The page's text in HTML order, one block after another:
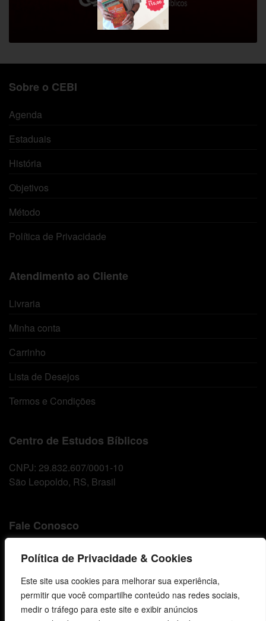
Política de Privacidade & Cookies
Este site usa cookies para melhorar sua experiência,
permitir que você compartilhe conteúdo nas redes sociais,
medir o tráfego para este site e exibir anúncios
Sobre o CEBI
Agenda
Estaduais
História
Objetivos
Método
Política de Privacidade
Atendimento ao Cliente
Livraria
Minha conta
Carrinho
Lista de Desejos
Termos e Condições
Centro de Estudos Bíblicos
CNPJ: 29.832.607/0001-10
São Leopoldo, RS, Brasil
Fale Conosco
E-mails
vendas@cebi.org.br
comunicacao@cebi.org.br
WhatsApp / Vendas